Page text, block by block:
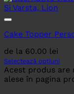
Cake Topper
de la 60.00 lei
Selectează opțiuni
Acest produs
alese în pagina